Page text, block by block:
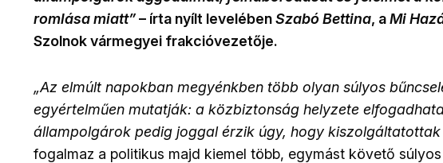
romlása miatt”– írta nyílt levelébenSzabó Bettina, aMi
Szolnok vármegyei frakcióvezetője.
„Az elmúlt napokban megyénkben több olyan súlyos
egyértelműen mutatják: a közbiztonság helyzete
állampolgárok pedig joggal érzik úgy, hogy kiszolgáltatottak
fogalmaz a politikus majd kiemel több, egymást követő